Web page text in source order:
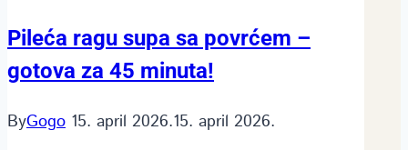
Pileća ragu supa sa povrćem –
gotova za 45 minuta!
ByGogo 15. april 2026.15. april 2026.